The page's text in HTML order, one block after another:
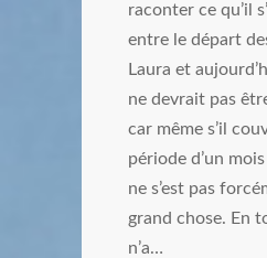
raconter ce qu’il
entre le départ
Laura et
ne devrait pas
car même s’il
période d’un
ne s’est pas
grand chose. En
n’a…